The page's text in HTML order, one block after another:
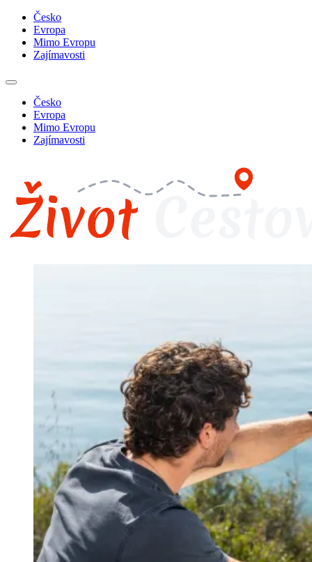
Česko
Evropa
Mimo Evropu
Zajímavosti
Česko
Evropa
Mimo Evropu
Zajímavosti